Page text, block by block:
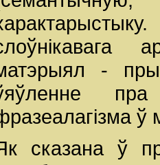
-
пра
ў
сказана ў